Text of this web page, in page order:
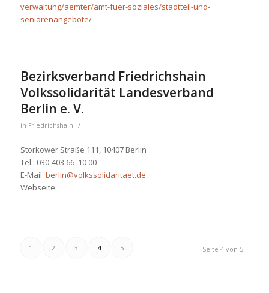
verwaltung/aemter/amt-fuer-soziales/stadtteil-und-
seniorenangebote/
Bezirksverband Friedrichshain
Volkssolidarität Landesverband
Berlin e. V.
in Friedrichshain /
Storkower Straße 111, 10407 Berlin
Tel.: 030-403 66 10 00
E-Mail: berlin@volkssolidaritaet.de
Webseite:
Seite 4 von 5
1 2 3 4 5